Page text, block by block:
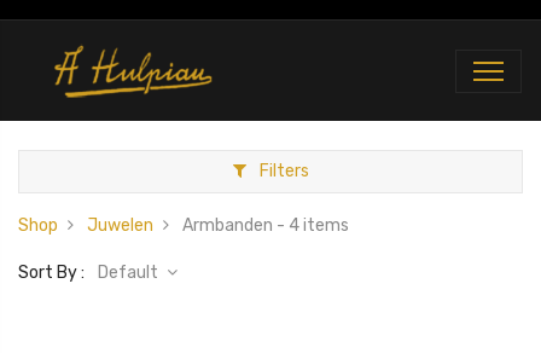
Filters
Shop Juwelen Armbanden - 4 items
Sort By : Default